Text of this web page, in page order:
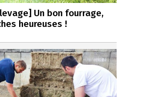
Un bon fourrage,
heureuses !